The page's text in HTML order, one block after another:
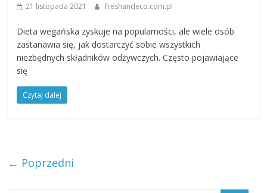
21 listopada 2021 freshandeco.com.pl
Dieta wegańska zyskuje na popularności, ale wiele osób
zastanawia się, jak dostarczyć sobie wszystkich
niezbędnych składników odżywczych. Często pojawiające
się
Czytaj dalej
← Poprzedni